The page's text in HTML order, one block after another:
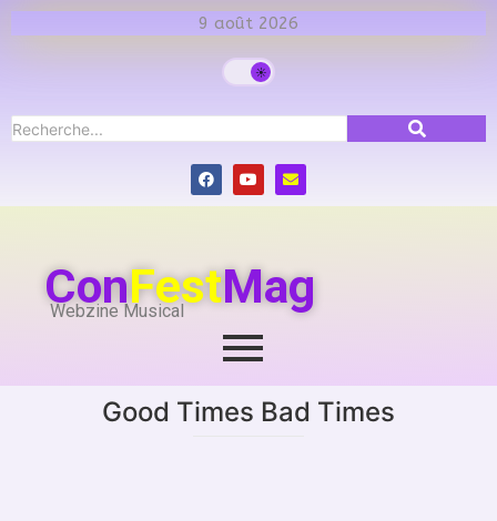
9 août 2026
ConFestMag
Webzine Musical
Good Times Bad Times